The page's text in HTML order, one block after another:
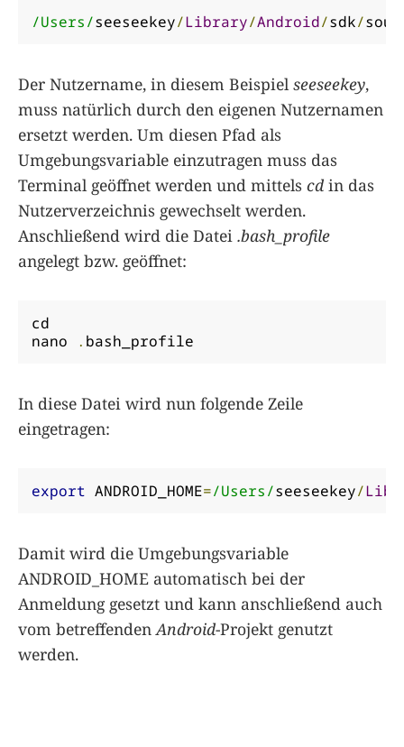
/Users/seeseekey/Library/Android/sdk/
Der Nutzername, in diesem Beispiel seeseekey,
muss natürlich durch den eigenen Nutzernamen
ersetzt werden. Um diesen Pfad als
Umgebungsvariable einzutragen muss das
Terminal geöffnet werden und mittels cd in das
Nutzerverzeichnis gewechselt werden.
Anschließend wird die Datei .bash_profile
angelegt bzw. geöffnet:
cd
nano
. bash_profile
In diese Datei wird nun folgende Zeile
eingetragen:
export ANDROID_HOME=/Users/seeseekey/
Damit wird die Umgebungsvariable
ANDROID_HOME automatisch bei der
Anmeldung gesetzt und kann anschließend auch
vom betreffenden Android-Projekt genutzt
werden.